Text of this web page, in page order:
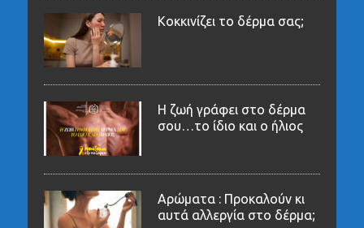
Κοκκινίζει το δέρμα σας;
Η ζωή γράφει στο δέρμα
σου…το ίδιο και ο ήλιος
Αρώματα : Προκαλούν κι
αυτά αλλεργία στο δέρμα;